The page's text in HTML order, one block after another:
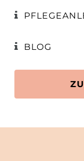
BLOG